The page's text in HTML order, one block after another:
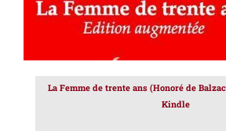
La Femme de trente ans (Honoré de
Kindle